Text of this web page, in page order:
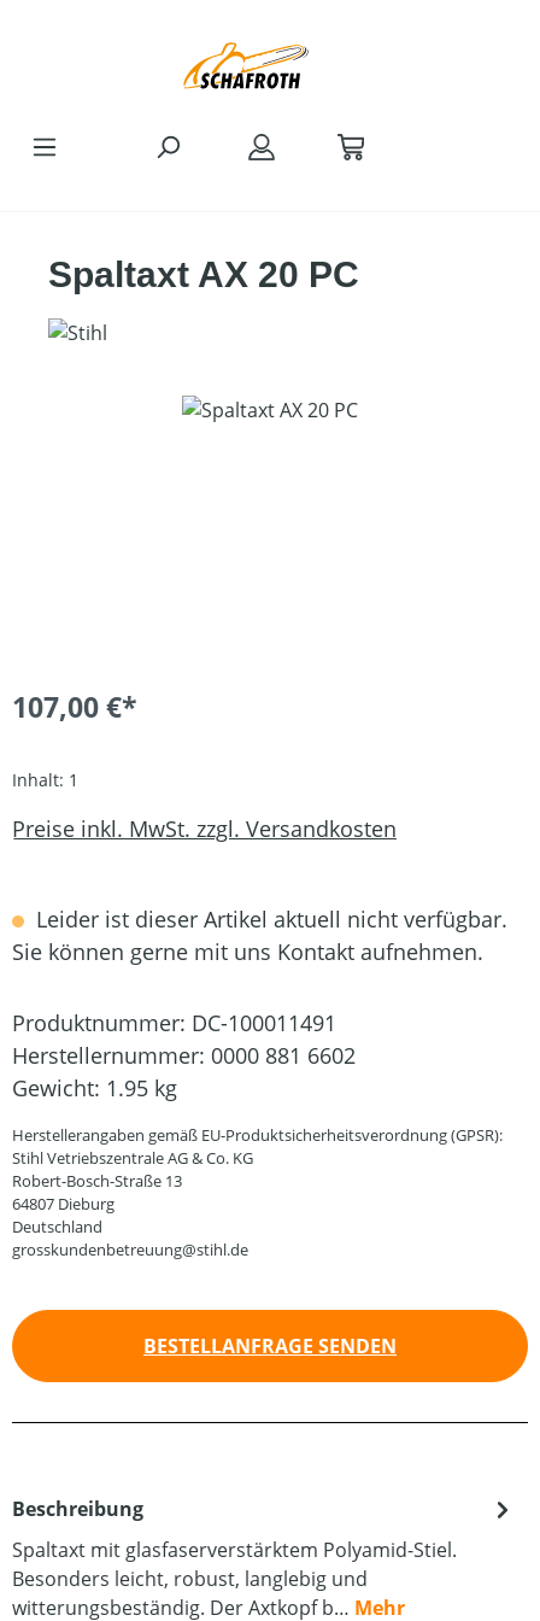
Spaltaxt AX 20 PC
Bildergalerie überspringen
107,00 €*
Inhalt: 1
Preise inkl. MwSt. zzgl. Versandkosten
Leider ist dieser Artikel aktuell nicht verfügbar.
Sie können gerne mit uns Kontakt aufnehmen.
Produktnummer: DC-100011491
Herstellernummer: 0000 881 6602
Gewicht: 1.95 kg
Herstellerangaben gemäß EU-Produktsicherheitsverordnung (GPSR):
Stihl Vetriebszentrale AG & Co. KG
Robert-Bosch-Straße 13
64807 Dieburg
Deutschland
grosskundenbetreuung@stihl.de
BESTELLANFRAGE SENDEN
Beschreibung
Spaltaxt mit glasfaserverstärktem Polyamid-Stiel.
Besonders leicht, robust, langlebig und
witterungsbeständig. Der Axtkopf b… Mehr